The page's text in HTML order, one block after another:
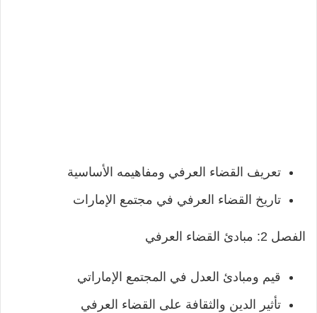
تعريف القضاء العرفي ومفاهيمه الأساسية
تاريخ القضاء العرفي في مجتمع الإمارات
الفصل 2: مبادئ القضاء العرفي
قيم ومبادئ العدل في المجتمع الإماراتي
تأثير الدين والثقافة على القضاء العرفي